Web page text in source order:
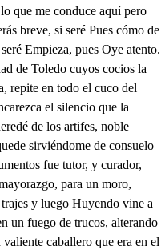
que me conduce aquí pero
breve, si seré Pues cómo de
Empieza, pues Oye atento.
de Toledo cuyos cocios la
repite en todo el cuco del
el silencio que la
de los artifes, noble
sirviéndome de consuelo
fue tutor, y curador,
para un moro,
y luego Huyendo vine a
un fuego de trucos, alterando
caballero que era en el